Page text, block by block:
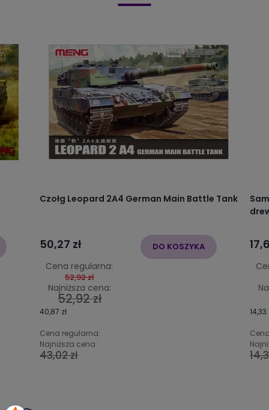
Czołg Leopard 2A4 German Main Battle Tank
50,27 zł
Cena regularna:
52,92 zł
Najniższa cena:
52,92 zł
40,87 zł
Cena regularna:
Najniższa cena:
43,02 zł
DO KOSZYKA
14,33